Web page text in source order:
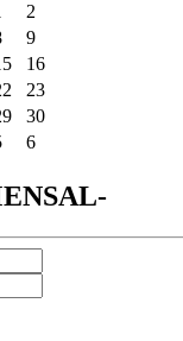
2
9
16
23
30
6